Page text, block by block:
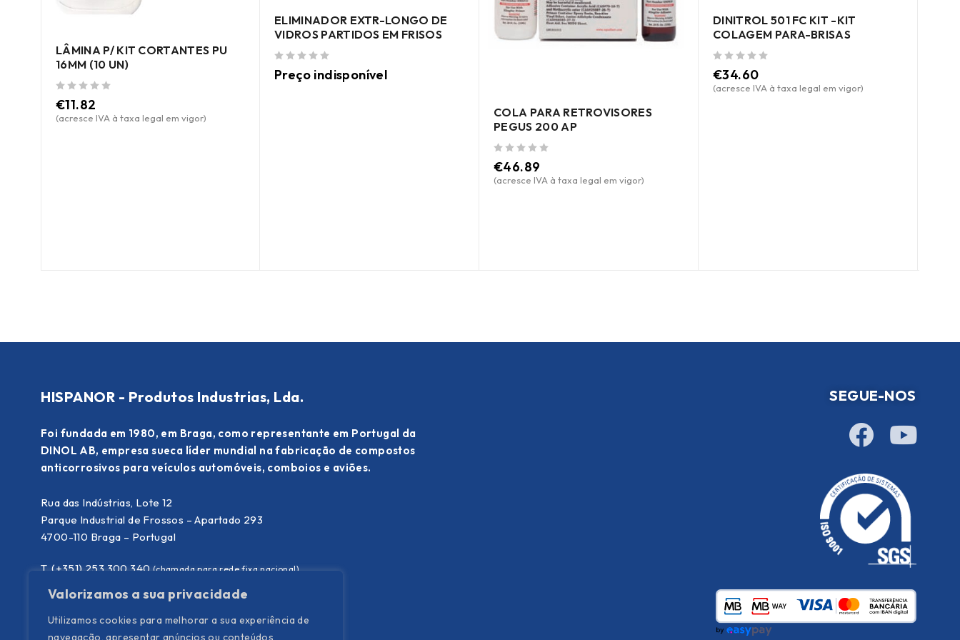
Valorizamos a sua privacidade
Utilizamos cookies para melhorar a sua experiência de
navegação, apresentar anúncios ou conteúdos
LÂMINA P/ KIT CORTANTES PU
16MM (10 UN)
€11.82
(acresce IVA à taxa legal em vigor)
ELIMINADOR EXTR-LONGO DE
VIDROS PARTIDOS EM FRISOS
Preço indisponível
COLA PARA RETROVISORES
PEGUS 200 AP
€46.89
(acresce IVA à taxa legal em vigor)
DINITROL 501 FC KIT -KIT
COLAGEM PARA-BRISAS
€34.60
(acresce IVA à taxa legal em vigor)
HISPANOR - Produtos Industrias, Lda.
Foi fundada em 1980, em Braga, como representante em Portugal da
DINOL AB, empresa sueca líder mundial na fabricação de compostos
anticorrosivos para veículos automóveis, comboios e aviões.
Rua das Indústrias, Lote 12
Parque Industrial de Frossos – Apartado 293
4700-110 Braga – Portugal
T. (+351) 253 300 340(chamada para rede fixa nacional)
E. info@hispanor.pt
SEGUE-NOS